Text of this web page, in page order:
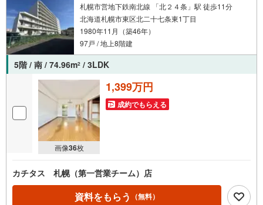
札幌市営地下鉄南北線 「北２４条」駅 徒歩11分
北海道札幌市東区北二十七条東1丁目
1980年11月（築46年）
97戸 / 地上8階建
5階 / 南 / 74.96m2 / 3LDK
画像36枚
1,399万円
成約でもらえる
カチタス 札幌（第一営業チーム）店
資料をもらう （無料）